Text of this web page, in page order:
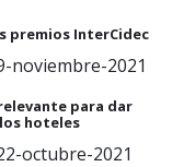
premios InterCidec
noviembre-2021
para dar
hoteles
octubre-2021